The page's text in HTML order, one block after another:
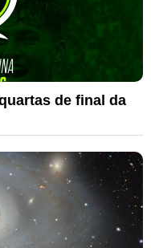
de final da